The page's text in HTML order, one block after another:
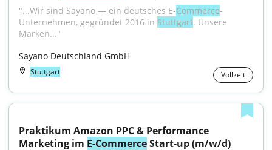
"...Wir sind Sayano — ein deutsches E-Commerce-
Unternehmen, gegründet 2016 in Stuttgart. Unsere
Marken..."
Sayano Deutschland GmbH
Stuttgart Vollzeit
Praktikum Amazon PPC & Performance
Marketing im E-Commerce Start-up (m/w/d)